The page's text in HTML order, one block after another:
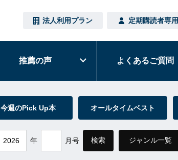
法人利用プラン 定期購読者専用
推薦の声 よくあるご質問
今週のPick Up本 オールタイムベスト
年 月号 検索 ジャンル一覧